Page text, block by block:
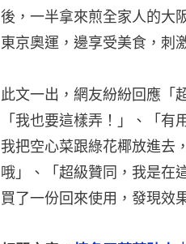
後，一半拿來煎全家人的大
東京奧運，邊享受美食，刺
此文一出，網友紛紛回應「
「我也要這樣弄！」、「有
我把空心菜跟綠花椰放進去
哦」、「超級贊同，我是在
買了一份回來使用，發現效